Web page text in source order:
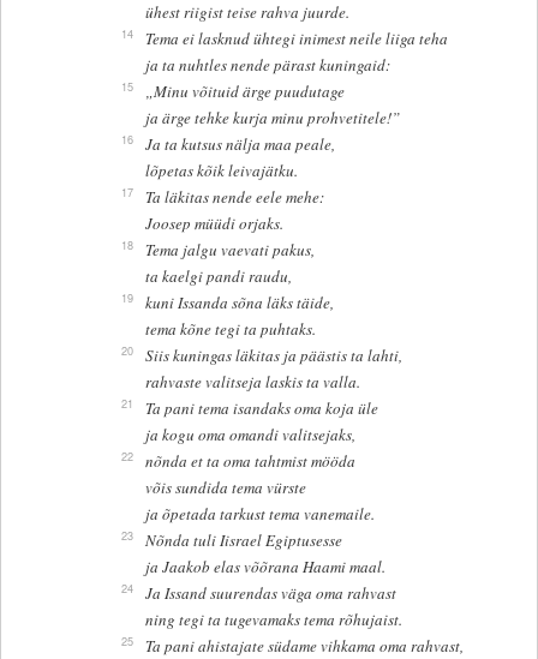
ühest riigist teise rahva juurde.
14
Tema ei lasknud ühtegi inimest neile liiga teha
ja ta nuhtles nende pärast kuningaid:
15
„Minu võituid ärge puudutage
ja ärge tehke kurja minu prohvetitele!”
16
Ja ta kutsus nälja maa peale,
lõpetas kõik leivajätku.
17
Ta läkitas nende eele mehe:
Joosep müüdi orjaks.
18
Tema jalgu vaevati pakus,
ta kaelgi pandi raudu,
19
kuni Issanda sõna läks täide,
tema kõne tegi ta puhtaks.
20
Siis kuningas läkitas ja päästis ta lahti,
rahvaste valitseja laskis ta valla.
21
Ta pani tema isandaks oma koja üle
ja kogu oma omandi valitsejaks,
22
nõnda et ta oma tahtmist mööda
võis sundida tema vürste
ja õpetada tarkust tema vanemaile.
23
Nõnda tuli Iisrael Egiptusesse
ja Jaakob elas võõrana Haami maal.
24
Ja Issand suurendas väga oma rahvast
ning tegi ta tugevamaks tema rõhujaist.
25
Ta pani ahistajate südame vihkama oma rahvast,